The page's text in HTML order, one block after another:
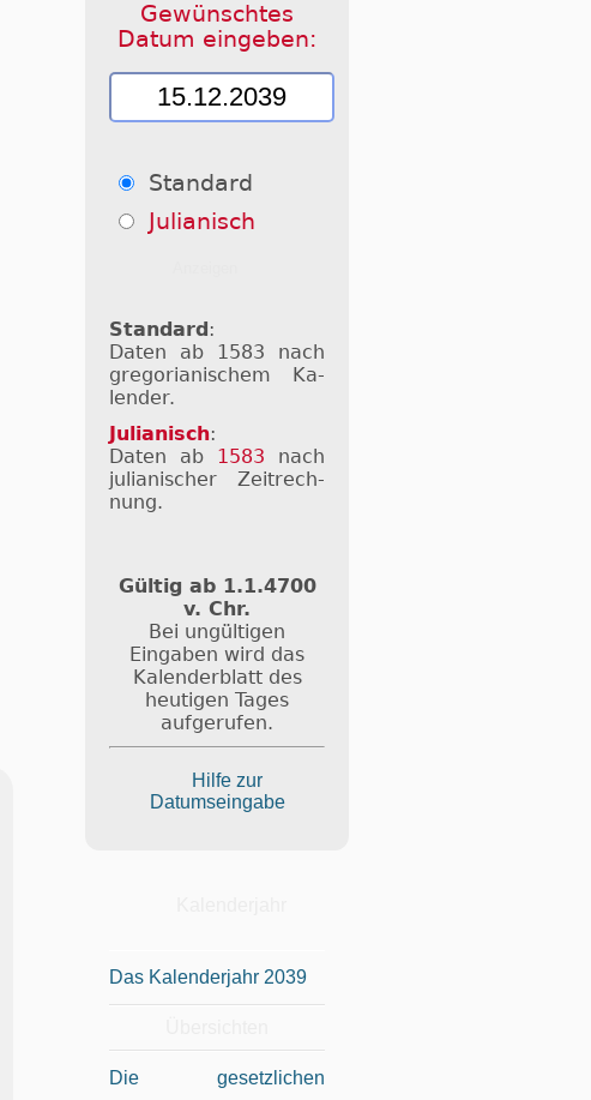
Gewünschtes
Datum eingeben:
Standard
Julianisch
Standard :
Daten ab 1583 nach
gre­go­ri­a­ni­schem Ka­
len­der.
Julianisch:
Daten ab 1583 nach
ju­li­a­ni­scher Zeit­rech­
nung.
Gültig ab 1.1.4700
v. Chr.
Bei ungültigen
Eingaben wird das
Kalenderblatt des
heutigen Tages
aufgerufen.
Hilfe zur
Datumseingabe
Das Kalenderjahr 2039
Die gesetzlichen